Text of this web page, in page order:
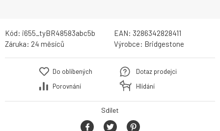
Kód: i655_tyBR48583abc5b EAN: 3286342828411
Záruka: 24 měsíců Výrobce: Bridgestone
Do oblíbených
Porovnání
Dotaz prodejci
Hlídání
Sdílet